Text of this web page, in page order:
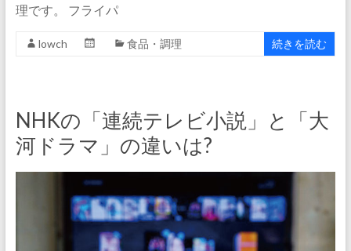
理です。 フライパ
lowch 食品・調理 続きを読む
NHKの「連続テレビ小説」と「大
河ドラマ」の違いは?